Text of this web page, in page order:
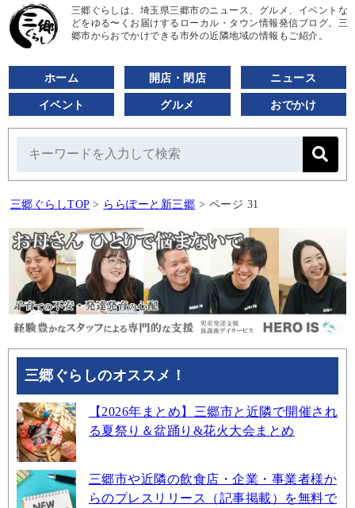
三郷ぐらしは、埼玉県三郷市のニュース、グルメ、イベントな
どをゆる〜くお届けするローカル・タウン情報発信ブログ。三
郷市からおでかけできる市外の近隣地域の情報もご紹介。
ホーム 開店・閉店 ニュース
イベント グルメ おでかけ
三郷ぐらしTOP > ららぽーと新三郷 > ページ 31
三郷ぐらしのオススメ！
【2026年まとめ】三郷市と近隣で開催され
る夏祭り＆盆踊り&花火大会まとめ
三郷市や近隣の飲食店・企業・事業者様か
らのプレスリリース（記事掲載）を無料で